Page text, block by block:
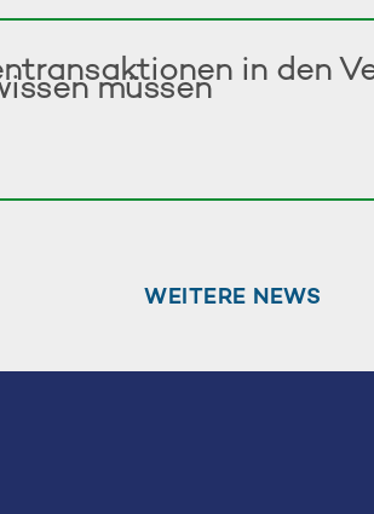
in den
müssen
WEITERE NEWS